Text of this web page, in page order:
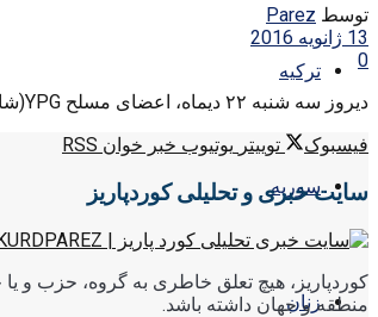
ترکیه
سوریه
زنان
توسط Parez
13 ژانویه 2016
0
دیروز سه شنبه ۲۲ دیماه، اعضای مسلح YPG(شاخه نظامی سوری پ.ک.ک) با نیروهای مسلح مسیحی در شهر قامیشلی واقع در ...
فیسبوک
توییتر یوتیوب خبر خوان RSS
سایت خبری و تحلیلی کوردپاریز
کوردپاریز، هیچ تعلق خاطری به گروه، حزب و
منطقه و جهان داشته باشد.